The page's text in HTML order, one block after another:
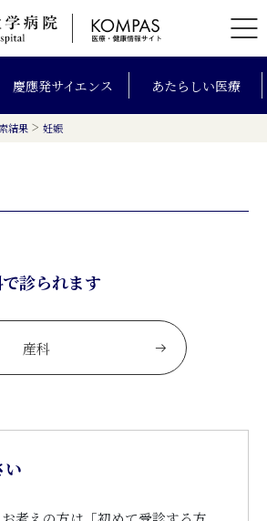
慶應発サイエンス あたらしい医療
結果 > 妊娠
診られます
産科
い